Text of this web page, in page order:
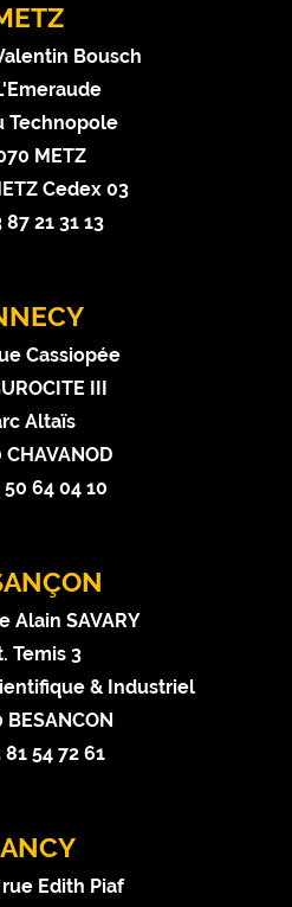
Bousch
Technopole
METZ
Cedex 03
87 21 31 13
Cassiopée
III
Altaïs
CHAVANOD
50 64 04 10
Alain SAVARY
Temis 3
& Industriel
81 54 72 61
Edith Piaf